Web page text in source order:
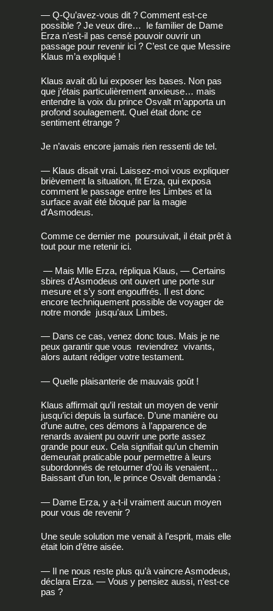
— Q-Qu’avez-vous dit ? Comment est-ce
possible ? Je veux dire… le familier de Dame
Erza n’est-il pas censé pouvoir ouvrir un
passage pour revenir ici ? C’est ce que Messire
Klaus m’a expliqué !
Klaus avait dû lui exposer les bases. Non pas
que j’étais particulièrement anxieuse… mais
entendre la voix du prince Osvalt m’apporta un
profond soulagement. Quel était donc ce
sentiment étrange ?
Je n’avais encore jamais rien ressenti de tel.
— Klaus disait vrai. Laissez-moi vous expliquer
brièvement la situation, fit Erza, qui exposa
comment le passage entre les Limbes et la
surface avait été bloqué par la magie
d’Asmodeus.
Comme ce dernier me poursuivait, il était prêt à
tout pour me retenir ici.
— Mais Mlle Erza, répliqua Klaus, — Certains
sbires d’Asmodeus ont ouvert une porte sur
mesure et s’y sont engouffrés. Il est donc
encore techniquement possible de voyager de
notre monde jusqu’aux Limbes.
— Dans ce cas, venez donc tous. Mais je ne
peux garantir que vous reviendrez vivants,
alors autant rédiger votre testament.
— Quelle plaisanterie de mauvais goût !
Klaus affirmait qu’il restait un moyen de venir
jusqu’ici depuis la surface. D’une manière ou
d’une autre, ces démons à l’apparence de
renards avaient pu ouvrir une porte assez
grande pour eux. Cela signifiait qu’un chemin
demeurait praticable pour permettre à leurs
subordonnés de retourner d’où ils venaient…
Baissant d’un ton, le prince Osvalt demanda :
— Dame Erza, y a-t-il vraiment aucun moyen
pour vous de revenir ?
Une seule solution me venait à l’esprit, mais elle
était loin d’être aisée.
— Il ne nous reste plus qu’à vaincre Asmodeus,
déclara Erza. — Vous y pensiez aussi, n’est-ce
pas ?